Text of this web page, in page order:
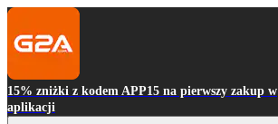
15% zniżki z kodem APP15 na pierwszy zakup w
aplikacji